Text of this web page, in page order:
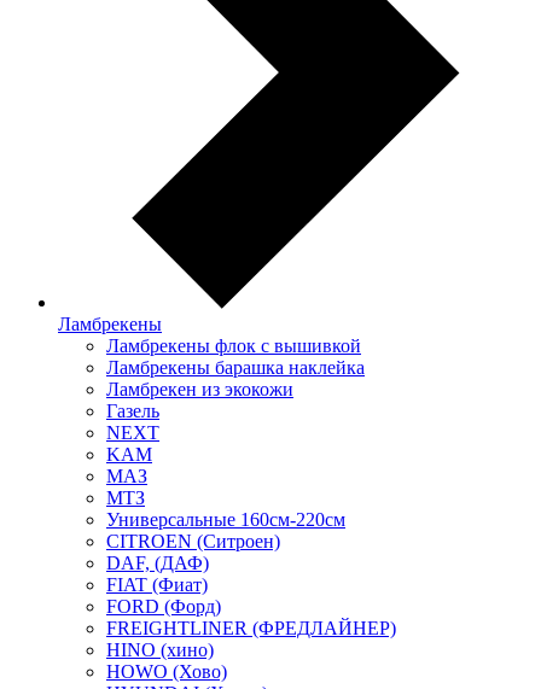
Ламбрекены
Ламбрекены флок с вышивкой
Ламбрекены барашка наклейка
Ламбрекен из экокожи
Газель
NEXT
KAM
МАЗ
МТЗ
Универсальные 160см-220см
CITROEN (Ситроен)
DAF, (ДАФ)
FIAT (Фиат)
FORD (Форд)
FREIGHTLINER (ФРЕДЛАЙНЕР)
HINO (хино)
HOWO (Хово)